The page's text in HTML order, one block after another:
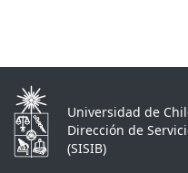
Universidad de
Dirección de
(SISIB)